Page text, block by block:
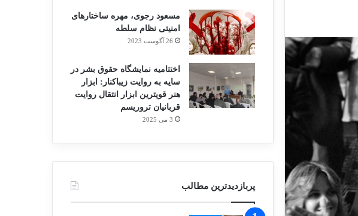
مسعود رجوی، مهره ساختارهای
امنیتی نظام سلطه
26 آگوست 2023
اختتامیه نمایشگاه حقوق بشر در
سایه به روایت زیباکنار: ابزار
هنر قویترین ابزار انتقال روایت
قربانیان تروریسم
3 می 2025
پربازدیدترین مطالب